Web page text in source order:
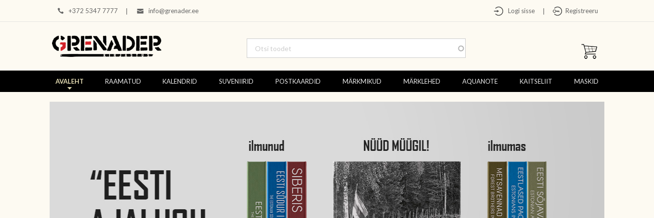
+372 5347 7777 info@grenader.ee Logi sisse Registreeru
AVALEHT RAAMATUD KALENDRID SUVENIIRID POSTKAARDID MÄRKMIKUD MÄRKLEHED AQUANOTE KAITSELIIT MASKID